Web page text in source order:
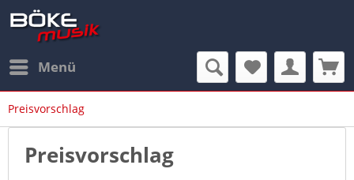
Menü
Preisvorschlag
Preisvorschlag